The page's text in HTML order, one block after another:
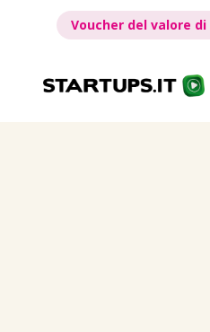
€ 300
Voucher del valore di